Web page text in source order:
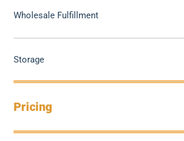
Wholesale Fulfillment
Storage
Pricing